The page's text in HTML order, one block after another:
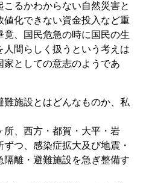
るかわからない自然災害と
値化できない資金投入など重
、国民危急の時に国民の生
間らしく扱うという考えは
としての意志のようであ
施設とはどんなものか、私
、西方・都賀・大平・岩
つ、感染症拡大及び地震・
隔離・避難施設を急ぎ整備す